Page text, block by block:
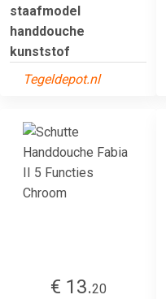
staafmodel
handdouche
kunststof
Tegeldepot.nl
€ 13.20